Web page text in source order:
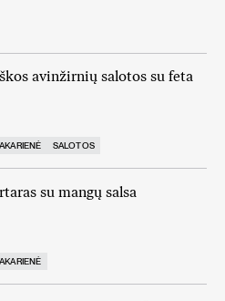
avinžirnių salotos su feta
SALOTOS
su mangų salsa